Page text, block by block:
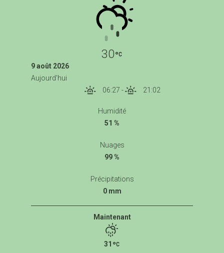
30
9 août 2026
Aujourd'hui
06:27 - 21:02
Humidité
51 %
Nuages
99 %
Précipitations
0 mm
Maintenant
31